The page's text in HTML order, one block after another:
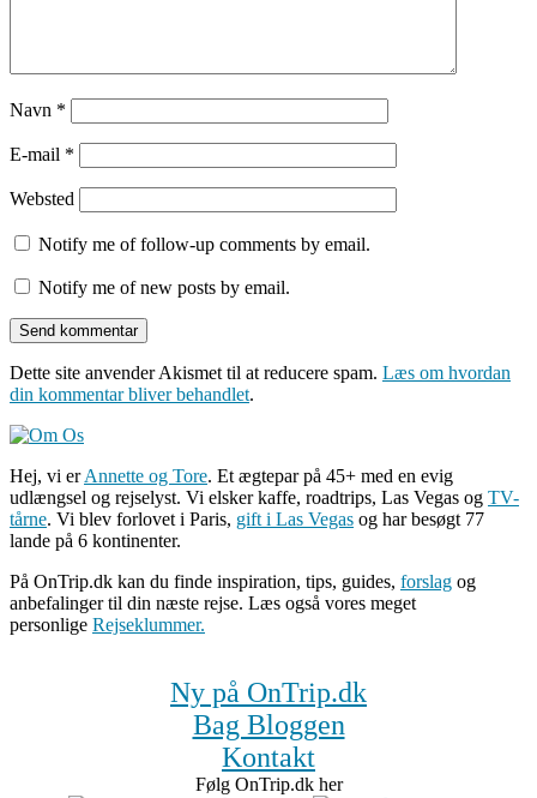
Navn *
E-mail *
Websted
Notify me of follow-up comments by email.
Notify me of new posts by email.
Dette site anvender Akismet til at reducere spam. Læs om hvordan
din kommentar bliver behandlet.
Hej, vi erAnnette og Tore. Et ægtepar på 45+ med en evig
udlængsel og rejselyst. Vi elsker kaffe, roadtrips, Las Vegas og TV-
tårne. Vi blev forlovet i Paris, gift i Las Vegas og har besøgt 77
lande på 6 kontinenter.
På OnTrip.dk kan du finde inspiration, tips, guides, forslag og
anbefalinger til din næste rejse. Læs også vores meget
personlige Rejseklummer.
Ny på OnTrip.dk
Bag Bloggen
Kontakt
Følg OnTrip.dk her